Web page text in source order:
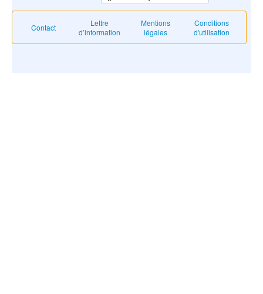
Contact
Lettre
d’information
Mentions
légales
Conditions
d'utilisation